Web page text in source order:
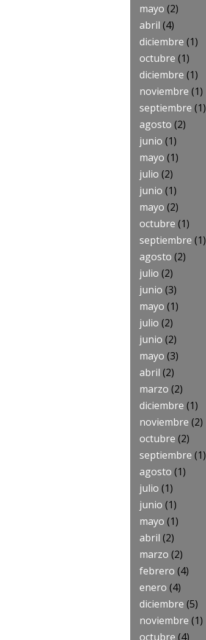
mayo (2)
abril (4)
diciembre (1)
octubre (1)
diciembre (1)
noviembre (1)
septiembre (1)
agosto (2)
junio (1)
mayo (1)
julio (2)
junio (1)
mayo (2)
octubre (1)
septiembre (1)
agosto (2)
julio (2)
junio (3)
mayo (1)
julio (2)
junio (2)
mayo (3)
abril (2)
marzo (2)
diciembre (1)
noviembre (2)
octubre (2)
septiembre (1)
agosto (1)
julio (1)
junio (1)
mayo (1)
abril (2)
marzo (2)
febrero (4)
enero (4)
diciembre (5)
noviembre (1)
octubre (4)